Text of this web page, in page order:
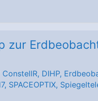
zur
ConstellR, DIHP,
, SPACEOPTIX,